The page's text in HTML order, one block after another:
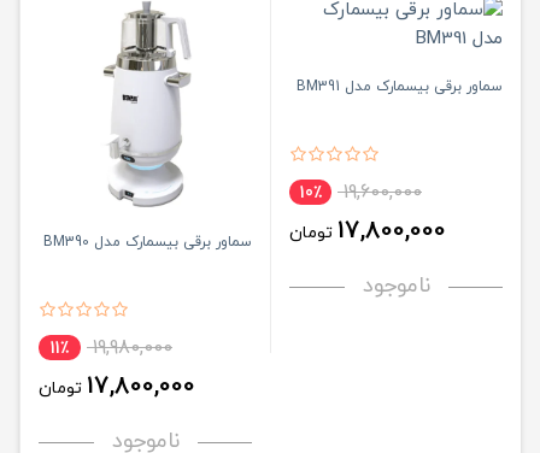
سماور برقی بیسمارک مدل BM391
19,600,000 10٪
17,800,000 تومان
ناموجود
سماور برقی بیسمارک مدل BM390
19,980,000 11٪
17,800,000 تومان
ناموجود